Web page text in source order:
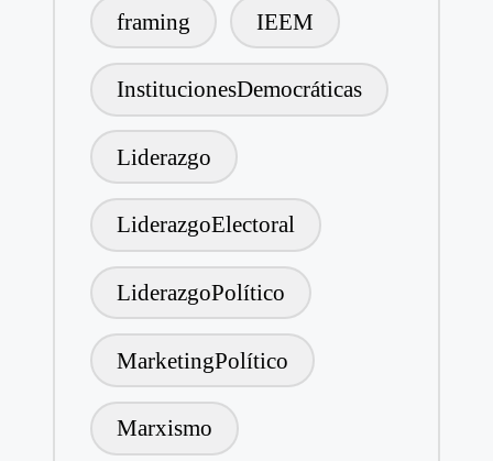
framing IEEM
InstitucionesDemocráticas
Liderazgo
LiderazgoElectoral
LiderazgoPolítico
MarketingPolítico
Marxismo